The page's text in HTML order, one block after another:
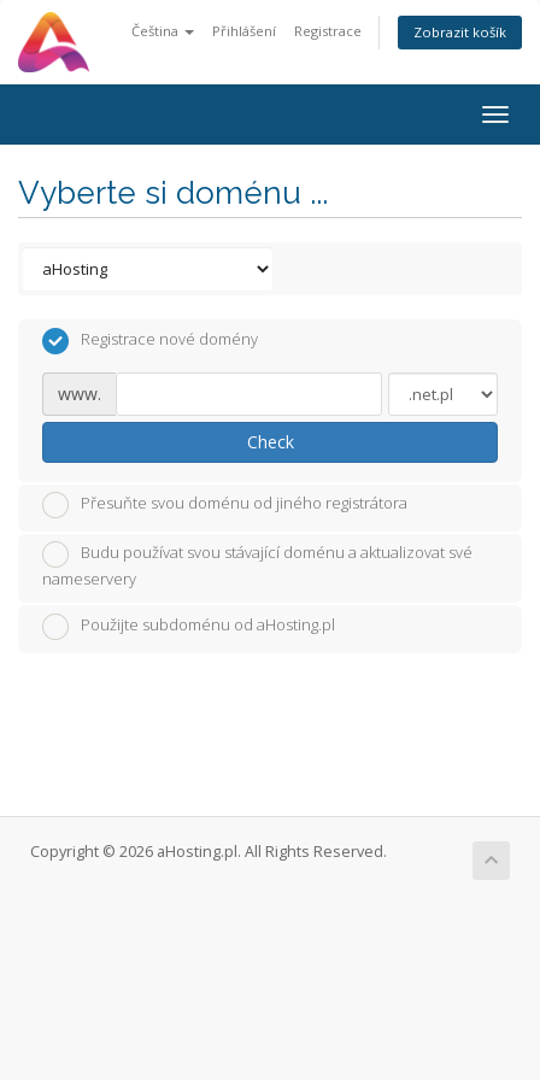
Čeština Přihlášení Registrace Zobrazit košík
Vyberte si doménu ...
Registrace nové domény
www.
Check
Přesuňte svou doménu od jiného registrátora
Budu používat svou stávající doménu a aktualizovat své
nameservery
Použijte subdoménu od aHosting.pl
Copyright © 2026 aHosting.pl. All Rights Reserved.